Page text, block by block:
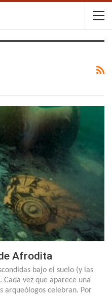
Afrodita
bajo el suelo (y las
Cada vez que aparece una
arqueólogos celebran. Por